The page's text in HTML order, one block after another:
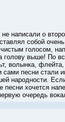
о
собой
чистым голосом,
голову выше! По
волынка,
песни стали
народности.
песни хочется
очередь